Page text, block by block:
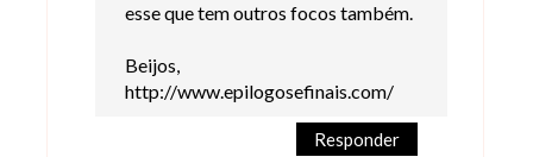
esse que tem outros focos também.
Beijos,
http://www.epilogosefinais.com/
Responder